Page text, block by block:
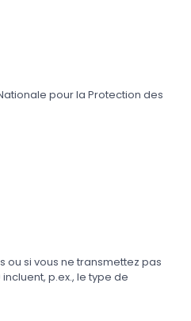
pour la Protection des
ou si vous ne transmettez pas
p.ex., le type de